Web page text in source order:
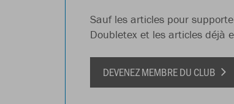
Sauf les articles pour
Doubletex et les articles déjà
DEVENEZ MEMBRE DU CLUB